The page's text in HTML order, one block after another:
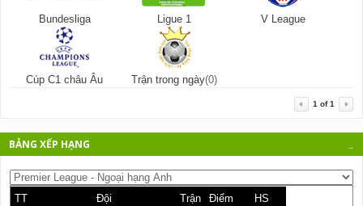
Bundesliga Ligue 1 V League
Cúp C1 châu Âu Trận trong ngày(0)
1 of1
BẢNG XẾP HẠNG
TT Đội Trận Điểm
HS